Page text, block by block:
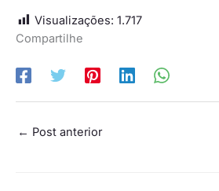
Visualizações: 1.717
Compartilhe
← Post anterior